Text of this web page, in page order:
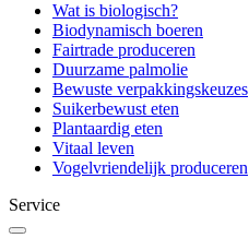
Wat is biologisch?
Biodynamisch boeren
Fairtrade produceren
Duurzame palmolie
Bewuste verpakkingskeuzes
Suikerbewust eten
Plantaardig eten
Vitaal leven
Vogelvriendelijk produceren
Service